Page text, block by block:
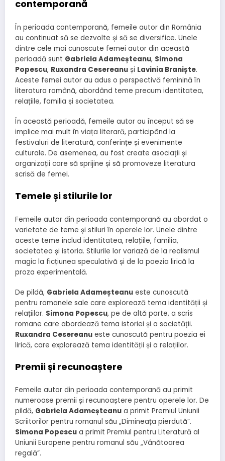
contemporană
În perioada contemporană, femeile autor din România
au continuat să se dezvolte și să se diversifice. Unele
dintre cele mai cunoscute femei autor din această
perioadă sunt Gabriela Adameșteanu, Simona
Popescu, Ruxandra Cesereanu și Lavinia Braniște.
Aceste femei autor au adus o perspectivă feminină în
literatura română, abordând teme precum identitatea,
relațiile, familia și societatea.
În această perioadă, femeile autor au început să se
implice mai mult în viața literară, participând la
festivaluri de literatură, conferințe și evenimente
culturale. De asemenea, au fost create asociații și
organizații care să sprijine și să promoveze literatura
scrisă de femei.
Temele și stilurile lor
Femeile autor din perioada contemporană au abordat o
varietate de teme și stiluri în operele lor. Unele dintre
aceste teme includ identitatea, relațiile, familia,
societatea și istoria. Stilurile lor variază de la realismul
magic la ficțiunea speculativă și de la poezia lirică la
proza experimentală.
De pildă, Gabriela Adameșteanu este cunoscută
pentru romanele sale care explorează tema identității și
relațiilor. Simona Popescu, pe de altă parte, a scris
romane care abordează tema istoriei și a societății.
Ruxandra Cesereanu este cunoscută pentru poezia ei
lirică, care explorează tema identității și a relațiilor.
Premii și recunoaștere
Femeile autor din perioada contemporană au primit
numeroase premii și recunoaștere pentru operele lor. De
pildă, Gabriela Adameșteanu a primit Premiul Uniunii
Scriitorilor pentru romanul său „Dimineața pierdută”.
Simona Popescu a primit Premiul pentru Literatură al
Uniunii Europene pentru romanul său „Vânătoarea
regală”.